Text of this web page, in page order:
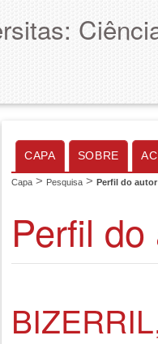
CAPA SOBRE
Capa > Pesquisa > Perfil do autor
Perfil